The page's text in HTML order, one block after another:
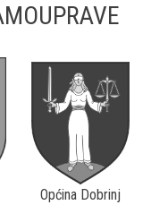
Općina Dobrinj